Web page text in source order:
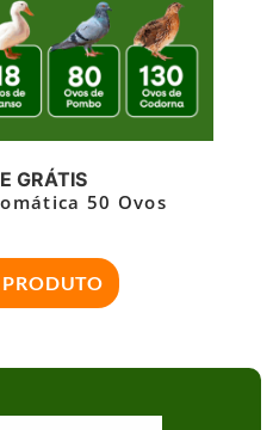
GRÁTIS
50 Ovos
PRODUTO